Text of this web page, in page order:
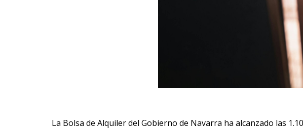
La Bolsa de Alquiler del Gobierno de Navarra ha alcanzado las